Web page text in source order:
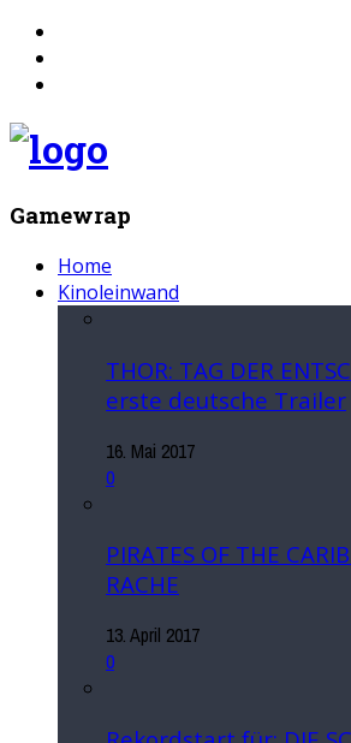
Gamewrap
Home
Kinoleinwand
THOR: TAG DER
erste deutsche Trailer
16. Mai 2017
0
PIRATES OF THE
RACHE
13. April 2017
0